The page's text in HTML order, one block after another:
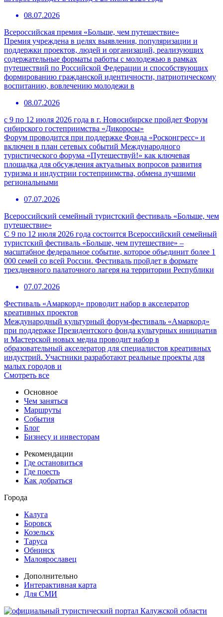
08.07.2026
Всероссийская премия «Больше, чем путешествие»
Премия учреждена в целях выявления, популяризации и
поддержки проектов, людей и организаций, реализующих
содержательные форматы работы с молодежью в рамках
путешествий по Российской Федерации и способствующих
формированию гражданской идентичности, патриотическому
воспитанию, вовлечению молодежи в
08.07.2026
с 9 по 12 июля 2026 года в г. Новосибирске пройдет Форум
сибирского гостеприимства «Дикоросы»
Форум проводится при поддержке Фонда «Росконгресс» и
включен в план сетевых событий Международного
туристического форума «Путешествуй!» как ключевая
площадка для обсуждения актуальных вопросов развития
туризма и индустрии гостеприимства, обмена лучшими
региональными
07.07.2026
Всероссийский семейный туристский фестиваль «Больше, чем
путешествие»
С 9 по 12 июля 2026 года состоится Всероссийский семейный
туристский фестиваль «Больше, чем путешествие» –
масштабное федеральное событие, которое объединит более 1
000 семей со всей России. Фестиваль пройдет в формате
трехдневного палаточного лагеря на территории Республики
07.07.2026
Фестиваль «Амаркорд» проводит набор в акселератор
креативных проектов
Международный культурный форум-фестиваль «Амаркорд»
при поддержке Президентского фонда культурных инициатив
и Мастерской новых медиа проводит набор в
образовательный акселератор для специалистов креативных
индустрий. Участники разработают реальные проекты для
малых городов и
Смотреть все
Основное
Чем заняться
Маршруты
События
Блог
Бизнесу и инвесторам
Рекомендации
Где остановиться
Где поесть
Как добраться
Города
Калуга
Боровск
Козельск
Таруса
Обнинск
Малоярославец
Дополнительно
Интерактивная карта
Для СМИ